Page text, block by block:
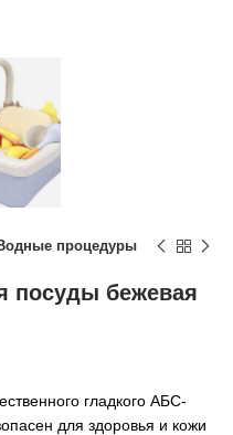
процедуры
посуды бежевая
гладкого АБС-
для здоровья и кожи